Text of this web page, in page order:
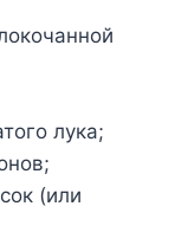
лука;
(или